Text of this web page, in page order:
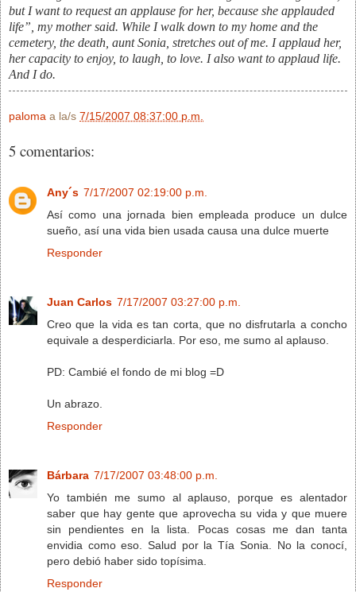
but I want to request an applause for her, because she applauded
life”, my mother said. While I walk down to my home and the
cemetery, the death, aunt Sonia, stretches out of me. I applaud her,
her capacity to enjoy, to laugh, to love. I also want to applaud life.
And I do.
paloma a la/s 7/15/2007 08:37:00 p.m.
5 comentarios:
Any´s 7/17/2007 02:19:00 p.m.
Así como una jornada bien empleada produce un dulce
sueño, así una vida bien usada causa una dulce muerte
Responder
Juan Carlos 7/17/2007 03:27:00 p.m.
Creo que la vida es tan corta, que no disfrutarla a concho
equivale a desperdiciarla. Por eso, me sumo al aplauso.
PD: Cambié el fondo de mi blog =D
Un abrazo.
Responder
Bárbara 7/17/2007 03:48:00 p.m.
Yo también me sumo al aplauso, porque es alentador
saber que hay gente que aprovecha su vida y que muere
sin pendientes en la lista. Pocas cosas me dan tanta
envidia como eso. Salud por la Tía Sonia. No la conocí,
pero debió haber sido topísima.
Responder